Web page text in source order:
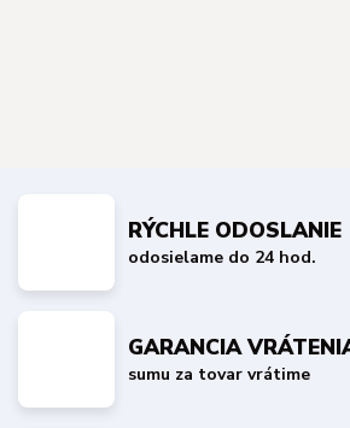
RÝCHLE ODOSLANIE
odosielame do 24 hod.
GARANCIA
sumu za tovar vrátime